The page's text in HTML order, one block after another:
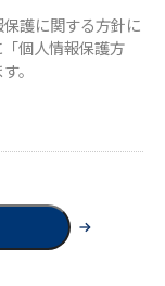
護に関する方針に
個人情報保護方
。